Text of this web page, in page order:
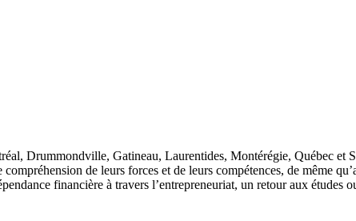
Drummondville, Gatineau, Laurentides, Montérégie, Québec et
de leurs forces et de leurs compétences, de même
financière à travers l’entrepreneuriat, un retour aux études